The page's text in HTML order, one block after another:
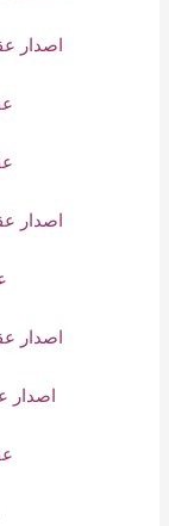
اصدار
اصدار
اصدار
اصدار